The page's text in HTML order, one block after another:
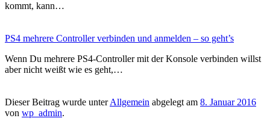
kommt, kann…
PS4 mehrere Controller verbinden und anmelden – so geht’s
Wenn Du mehrere PS4-Controller mit der Konsole verbinden willst
aber nicht weißt wie es geht,…
Dieser Beitrag wurde unterAllgemein abgelegt am 8. Januar 2016
von wp_admin.